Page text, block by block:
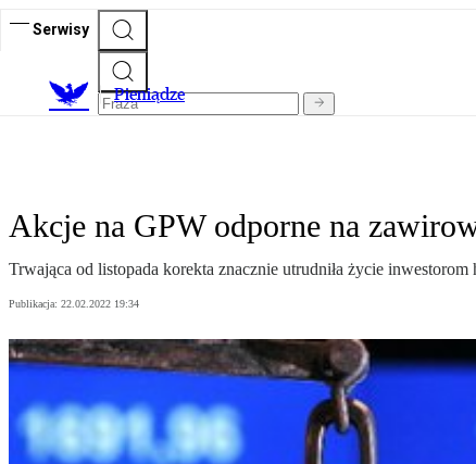
Serwisy
Pieniądze
Akcje na GPW odporne na
Trwająca od listopada korekta znacznie utrudniła życie
Publikacja: 22.02.2022 19:34